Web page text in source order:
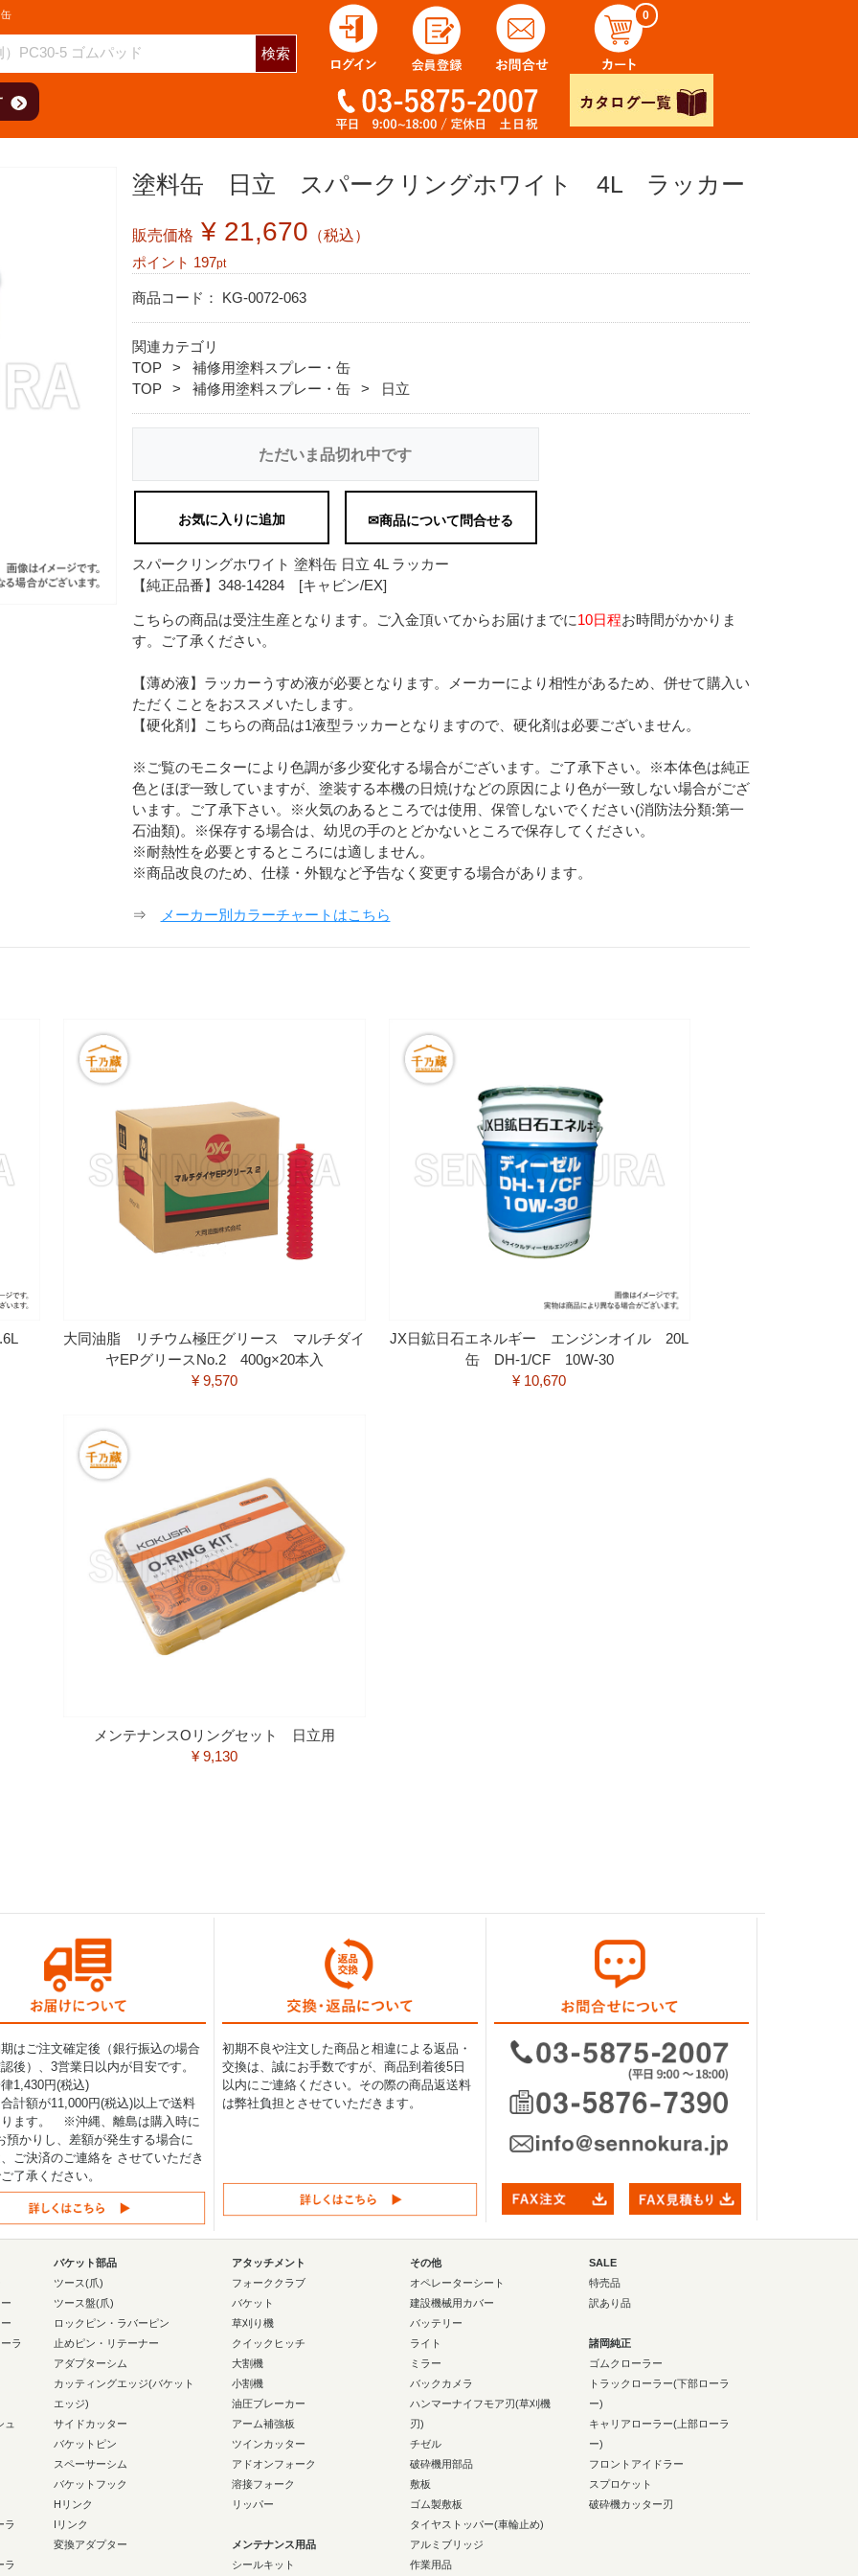
検索
0
塗料缶 日立 スパークリングホワイト 4L ラッカー
販売価格 ¥ 21,670 （税込）
ポイント 197pt
商品コード： KG-0072-063
関連カテゴリ
TOP
補修用塗料スプレー・缶
TOP
補修用塗料スプレー・缶 日立
ただいま品切れ中です
お気に入りに追加 ✉商品について問合せる
スパークリングホワイト 塗料缶 日立 4L ラッカー
【純正品番】348-14284 [キャビン/EX]
こちらの商品は受注生産となります。ご入金頂いてからお届けまでに10日程お時間がかかりま
す。ご了承ください。
【薄め液】ラッカーうすめ液が必要となります。メーカーにより相性があるため、併せて購入い
ただくことをおススメいたします。
【硬化剤】こちらの商品は1液型ラッカーとなりますので、硬化剤は必要ございません。
※ご覧のモニターにより色調が多少変化する場合がございます。ご了承下さい。※本体色は純正
色とほぼ一致していますが、塗装する本機の日焼けなどの原因により色が一致しない場合がござ
います。ご了承下さい。※火気のあるところでは使用、保管しないでください(消防法分類:第一
石油類)。※保存する場合は、幼児の手のとどかないところで保存してください。
※耐熱性を必要とするところには適しません。
※商品改良のため、仕様・外観など予告なく変更する場合があります。
⇒ メーカー別カラーチャートはこちら
大同油脂 リチウム極圧グリース マルチダイ
ヤEPグリースNo.2 400g×20本入
¥ 9,570
JX日鉱日石エネルギー エンジンオイル 20L
缶 DH-1/CF 10W-30
¥ 10,670
メンテナンスOリングセット 日立用
¥ 9,130
はご注文確定後（銀行振込の場合
後）、3営業日以内が目安です。
1,430円(税込)
計額が11,000円(税込)以上で送料
ります。 ※沖縄、離島は購入時に
預かりし、差額が発生する場合に
ご決済のご連絡を させていただき
了承ください。
初期不良や注文した商品と相違による返品・
交換は、誠にお手数ですが、商品到着後5日
以内にご連絡ください。その際の商品返送料
は弊社負担とさせていただきます。
ラ
ュ
ラ
ラ
バケット部品
ツース(爪)
ツース盤(爪)
ロックピン・ラバーピン
止めピン・リテーナー
アダプターシム
カッティングエッジ(バケット
エッジ)
サイドカッター
バケットピン
スペーサーシム
バケットフック
Hリンク
Iリンク
変換アダプター
アタッチメント
フォーククラブ
バケット
草刈り機
クイックヒッチ
大割機
小割機
油圧ブレーカー
アーム補強板
ツインカッター
アドオンフォーク
溶接フォーク
リッパー
メンテナンス用品
シールキット
その他
オペレーターシート
建設機械用カバー
バッテリー
ライト
ミラー
バックカメラ
ハンマーナイフモア刃(草刈機
刃)
チゼル
破砕機用部品
敷板
ゴム製敷板
タイヤストッパー(車輪止め)
アルミブリッジ
作業用品
SALE
特売品
訳あり品
諸岡純正
ゴムクローラー
トラックローラー(下部ローラ
ー)
キャリアローラー(上部ローラ
ー)
フロントアイドラー
スプロケット
破砕機カッター刃